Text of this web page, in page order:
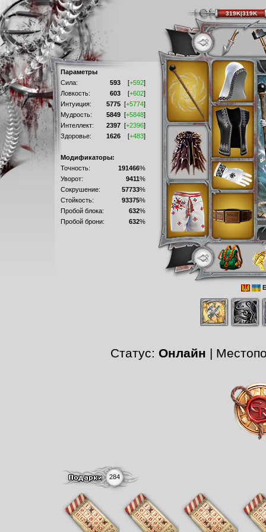
Параметры
Сила:
593 [+592]
Ловкость:
603 [+602]
Интуиция:
5775 [+5774]
Мудрость:
5849 [+5848]
Интеллект:
2397 [+2396]
Здоровье:
1626 [+483]
Модификаторы:
Точность:
191466%
Уворот:
9411%
Сокрушение:
57733%
Стойкость:
93375%
Пробой блока:
632%
Пробой брони:
632%
Статус: Онлайн |
284
319K|319K